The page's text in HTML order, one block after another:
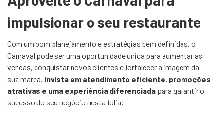
impulsionar o seu restaurante
Com um bom planejamento e estratégias bem definidas, o
Carnaval pode ser uma oportunidade única para aumentar as
vendas, conquistar novos clientes e fortalecer a imagem da
sua marca. Invista em atendimento eficiente, promoções
atrativas e uma experiência diferenciada para garantir o
sucesso do seu negócio nesta folia!